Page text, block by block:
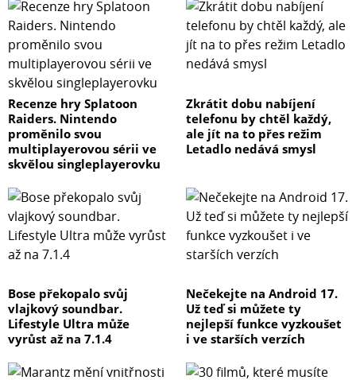
Recenze hry Splatoon
Raiders. Nintendo
proměnilo svou
multiplayerovou sérii ve
skvělou singleplayerovku
Zkrátit dobu nabíjení
telefonu by chtěl každý,
ale jít na to přes režim
Letadlo nedává smysl
Bose překopalo svůj
vlajkový soundbar.
Lifestyle Ultra může
vyrůst až na 7.1.4
Nečekejte na Android 17.
Už teď si můžete ty
nejlepší funkce vyzkoušet
i ve starších verzích